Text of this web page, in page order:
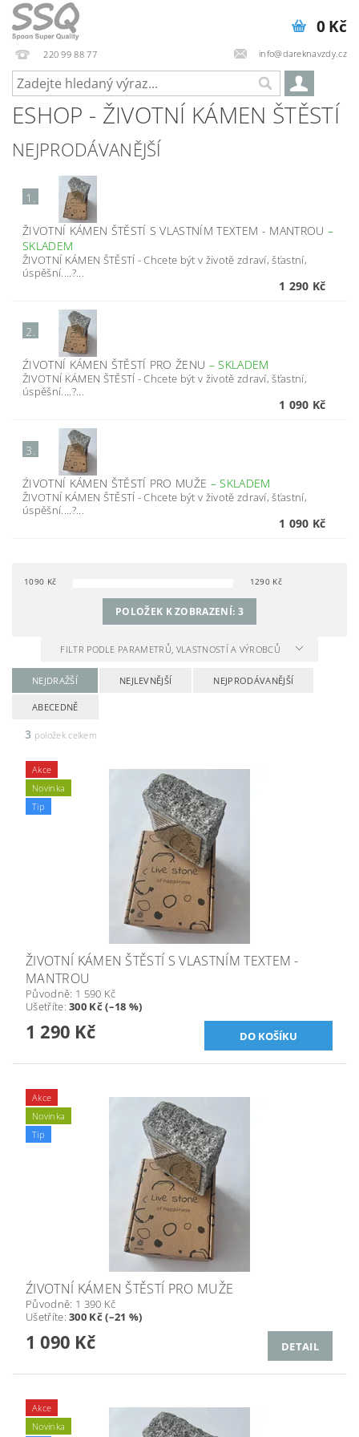
220 99 88 77 info@dareknavzdy.cz
0 Kč
ESHOP - ŽIVOTNÍ KÁMEN ŠTĚSTÍ
NEJPRODÁVANĚJŠÍ
1.
ŽIVOTNÍ KÁMEN ŠTĚSTÍ S VLASTNÍM TEXTEM - MANTROU –
SKLADEM
ŽIVOTNÍ KÁMEN ŠTĚSTÍ - Chcete být v životě zdraví, šťastní,
úspěšní....?...
1 290 Kč
2.
ŹIVOTNÍ KÁMEN ŠTĚSTÍ PRO ŽENU –SKLADEM
ŽIVOTNÍ KÁMEN ŠTĚSTÍ - Chcete být v životě zdraví, šťastní,
úspěšní....?...
1 090 Kč
3.
ŹIVOTNÍ KÁMEN ŠTĚSTÍ PRO MUŽE –SKLADEM
ŽIVOTNÍ KÁMEN ŠTĚSTÍ - Chcete být v životě zdraví, šťastní,
úspěšní....?...
1 090 Kč
1090 Kč 1290 Kč
POLOŽEK K ZOBRAZENÍ: 3
FILTR PODLE PARAMETRŮ, VLASTNOSTÍ A VÝROBCŮ
NEJDRAŽŠÍ NEJLEVNĚJŠÍ NEJPRODÁVANĚJŠÍ
ABECEDNĚ
3 položek celkem
Akce
Novinka
Tip
ŽIVOTNÍ KÁMEN ŠTĚSTÍ S VLASTNÍM TEXTEM -
MANTROU
Původně: 1 590 Kč
Ušetříte:300 Kč (–18 %)
1 290 Kč
Akce
Novinka
Tip
ŹIVOTNÍ KÁMEN ŠTĚSTÍ PRO MUŽE
Původně: 1 390 Kč
Ušetříte:300 Kč (–21 %)
1 090 Kč DETAIL
Akce
Novinka